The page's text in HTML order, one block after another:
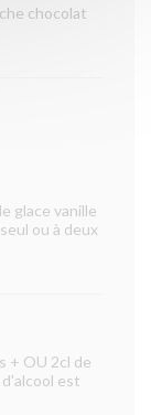
chocolat
glace vanille
ou à deux
+ OU 2cl de
d'alcool est